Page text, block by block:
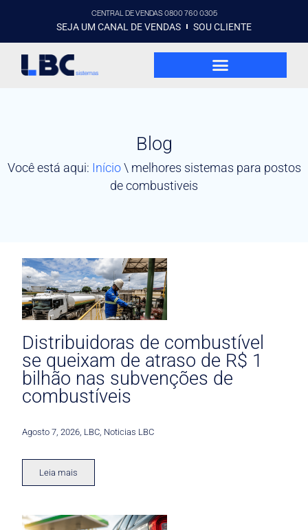
CENTRAL DE VENDAS 0800 760 0305
SEJA UM CANAL DE VENDAS SOU CLIENTE
Blog
Você está aqui: Início\ melhores sistemas para postos
de combustiveis
Distribuidoras de combustível
se queixam de atraso de R$ 1
bilhão nas subvenções de
combustíveis
Agosto 7, 2026 LBC Noticias LBC
Leia mais